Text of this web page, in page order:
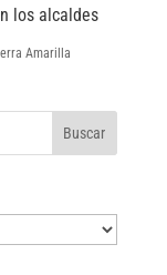
los alcaldes
Amarilla